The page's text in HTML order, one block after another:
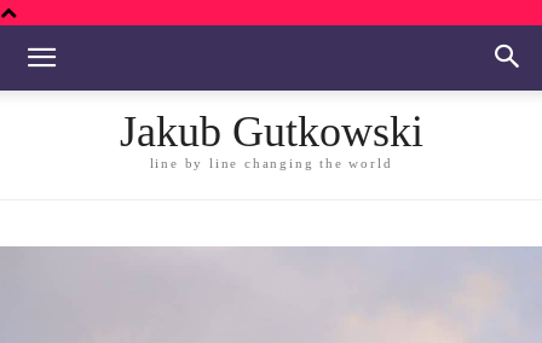
Jakub Gutkowski
line by line changing the world